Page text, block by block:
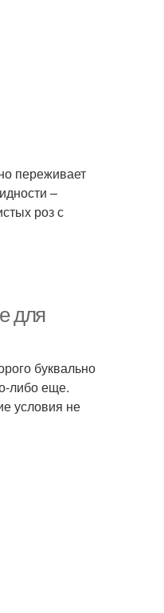
переживает
–
роз с
для
буквально
либо еще.
условия не